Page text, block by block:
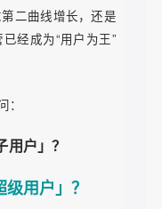
品牌合作实践的成果，
品牌共赢共生的创新模
产生比普通用户有更大
百上千个潜在用户，由
+口碑」三重增